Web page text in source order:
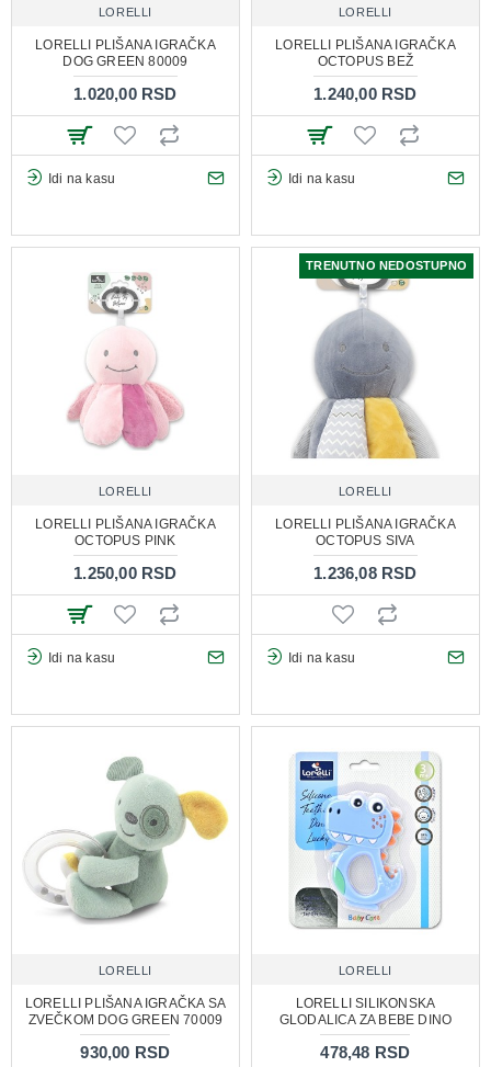
LORELLI
LORELLI PLIŠANA IGRAČKA
DOG GREEN 80009
1.020,00 RSD
Idi na kasu
LORELLI
LORELLI PLIŠANA IGRAČKA
OCTOPUS BEŽ
1.240,00 RSD
Idi na kasu
LORELLI
LORELLI PLIŠANA IGRAČKA
OCTOPUS PINK
1.250,00 RSD
Idi na kasu
TRENUTNO NEDOSTUPNO
LORELLI
LORELLI PLIŠANA IGRAČKA
OCTOPUS SIVA
1.236,08 RSD
Idi na kasu
LORELLI
LORELLI PLIŠANA IGRAČKA SA
ZVEČKOM DOG GREEN 70009
930,00 RSD
LORELLI
LORELLI SILIKONSKA
GLODALICA ZA BEBE DINO
478,48 RSD